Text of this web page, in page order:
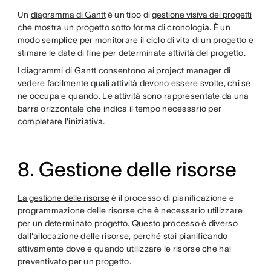
Un diagramma di Ganttè un tipo digestione visiva dei progetti
che mostra un progetto sotto forma di cronologia. È un
modo semplice per monitorare il ciclo di vita di un progetto e
stimare le date di fine per determinate attività del progetto.
I diagrammi di Gantt consentono ai project manager di
vedere facilmente quali attività devono essere svolte, chi se
ne occupa e quando. Le attività sono rappresentate da una
barra orizzontale che indica il tempo necessario per
completare l'iniziativa.
8. Gestione delle risorse
La gestione delle risorseè il processo di pianificazione e
programmazione delle risorse che è necessario utilizzare
per un determinato progetto. Questo processo è diverso
dall'allocazione delle risorse, perché stai pianificando
attivamente dove e quando utilizzare le risorse che hai
preventivato per un progetto.